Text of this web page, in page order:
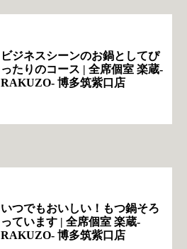
ビジネスシーンのお鍋としてぴ
ったりのコース | 全席個室 楽蔵‐
RAKUZO‐ 博多筑紫口店
いつでもおいしい！もつ鍋そろ
っています | 全席個室 楽蔵‐
RAKUZO‐ 博多筑紫口店